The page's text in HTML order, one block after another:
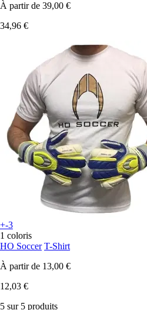
À partir de 39,00 €
34,96 €
+-3
1 coloris
HO Soccer T-Shirt
À partir de 13,00 €
12,03 €
5 sur 5 produits